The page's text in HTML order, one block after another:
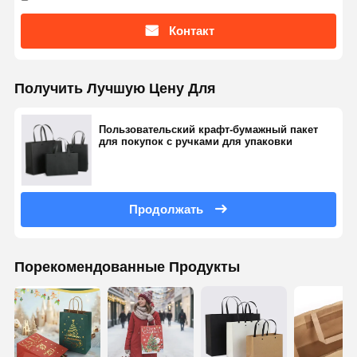
Контакт
Получить Лучшую Цену Для
Пользовательский крафт-бумажный пакет
для покупок с ручками для упаковки
Продолжать
Порекомендованные Продукты